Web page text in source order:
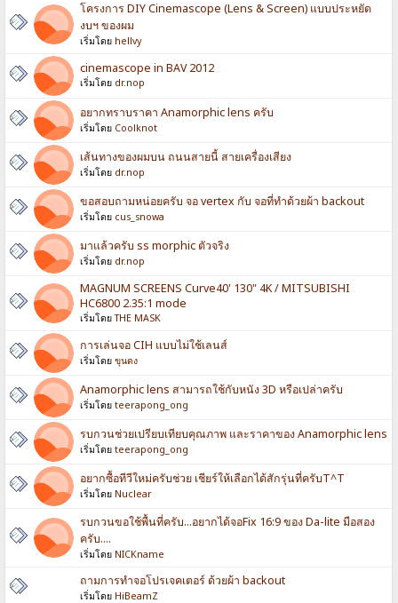
โครงการ DIY Cinemascope (Lens & Screen) แบบประหยัด
งบฯ ของผม
เริ่มโดย hellvy
cinemascope in BAV 2012
เริ่มโดย dr.nop
อยากทราบราคา Anamorphic lens ครับ
เริ่มโดย Coolknot
เส้นทางของผมบน ถนนสายนี้ สายเครื่องเสียง
เริ่มโดย dr.nop
ขอสอบถามหน่อยครับ จอ vertex กับ จอที่ทำด้วยผ้า backout
เริ่มโดย cus_snowa
มาแล้วครับ ss morphic ตัวจริง
เริ่มโดย dr.nop
MAGNUM SCREENS Curve40' 130" 4K / MITSUBISHI
HC6800 2.35:1 mode
เริ่มโดยTHE MASK
การเล่นจอ CIH แบบไม่ใช้เลนส์
เริ่มโดยขุนดง
Anamorphic lens สามารถใช้กับหนัง 3D หรือเปล่าครับ
เริ่มโดยteerapong_ong
รบกวนช่วยเปรียบเทียบคุณภาพ และราคาของ Anamorphic lens
เริ่มโดยteerapong_ong
อยากซื้อทีวีใหม่ครับช่วย เชียร์ให้เลือกได้สักรุ่นที่ครับT^T
เริ่มโดย Nuclear
รบกวนขอใช้พื้นที่ครับ...อยากได้จอFix 16:9 ของ Da-lite มือสอง
ครับ....
เริ่มโดย NICKname
ถามการทำจอโปรเจคเตอร์ ด้วยผ้า backout
เริ่มโดย HiBeamZ